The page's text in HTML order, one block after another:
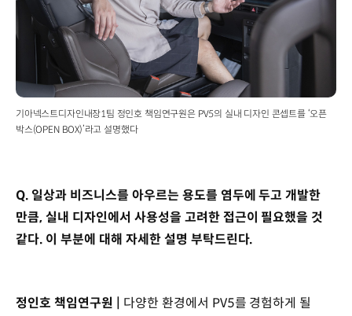
기아넥스트디자인내장1팀 정인호 책임연구원은 PV5의 실내 디자인 콘셉트를 ‘오픈
박스(OPEN BOX)’라고 설명했다
Q. 일상과 비즈니스를 아우르는 용도를 염두에 두고 개발한
만큼, 실내 디자인에서 사용성을 고려한 접근이 필요했을 것
같다. 이 부분에 대해 자세한 설명 부탁드린다.
정인호 책임연구원 |
다양한 환경에서 PV5를 경험하게 될